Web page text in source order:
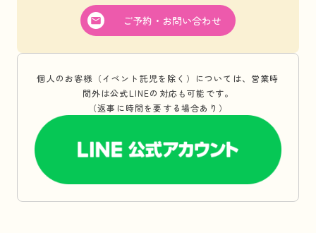
ご予約・お問い合わせ
個人のお客様（イベント託児を除く）については、営業時
間外は公式LINEの対応も可能です。
（返事に時間を要する場合あり）